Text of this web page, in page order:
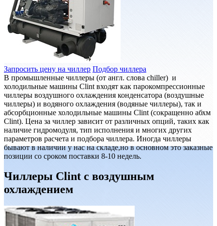
Запросить цену на чиллер Подбор чиллера
В промышленные чиллеры (от англ. слова chiller) и
холодильные машины Clint входят как парокомпрессионные
чиллеры воздушного охлаждения конденсатора (воздушные
чиллеры) и водяного охлаждения (водяные чиллеры), так и
абсорбционные холодильные машины Clint (сокращенно абхм
Clint). Цена за чиллер зависит от различных опций, таких как
наличие гидромодуля, тип исполнения и многих других
параметров расчета и подбора чиллера. Иногда чиллеры
бывают в наличии у нас на складе,но в основном это заказные
позиции со сроком поставки 8-10 недель.
Чиллеры Clint с воздушным
охлаждением